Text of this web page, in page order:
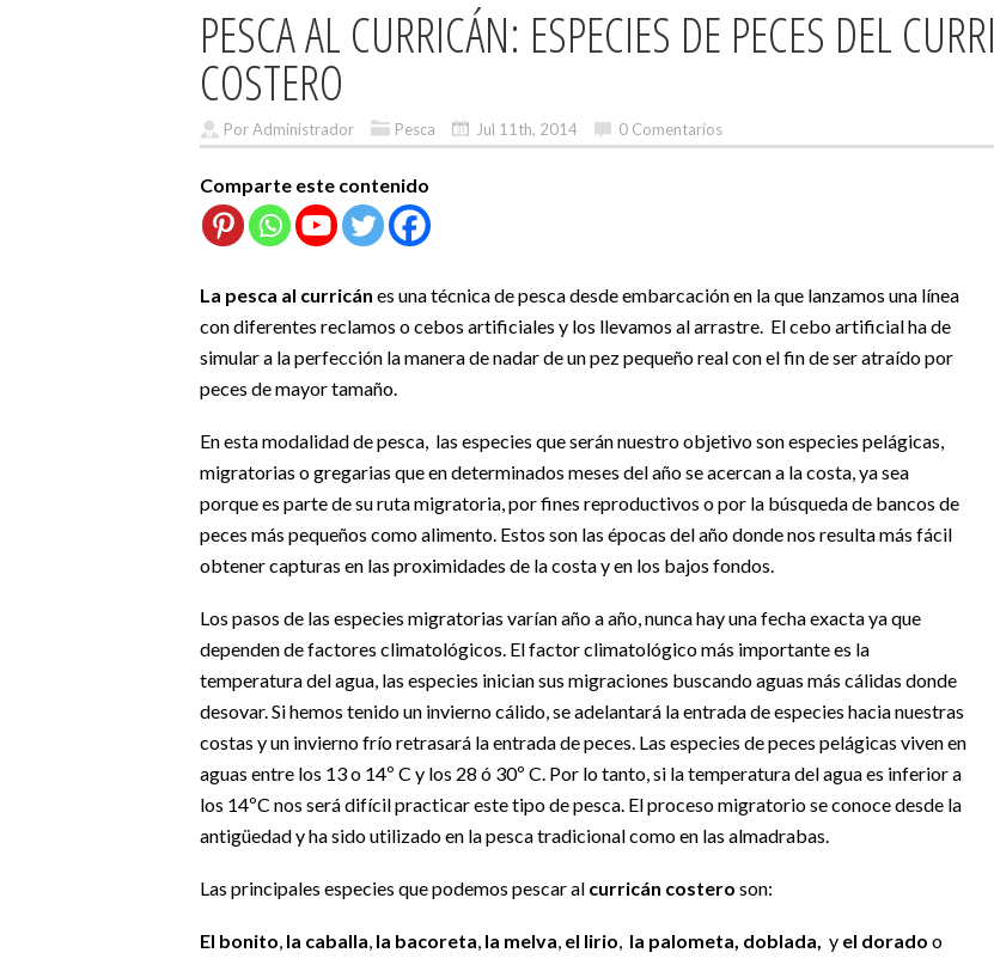
PESCA AL CURRICÁN: ESPECIES DE PECES DEL CURRI
COSTERO
Por Administrador Pesca Jul 11th, 2014 0 Comentarios
Comparte este contenido
La pesca al curricán es una técnica de pesca desde embarcación en la que lanzamos una línea
con diferentes reclamos o cebos artificiales y los llevamos al arrastre. El cebo artificial ha de
simular a la perfección la manera de nadar de un pez pequeño real con el fin de ser atraído por
peces de mayor tamaño.
En esta modalidad de pesca, las especies que serán nuestro objetivo son especies pelágicas,
migratorias o gregarias que en determinados meses del año se acercan a la costa, ya sea
porque es parte de su ruta migratoria, por fines reproductivos o por la búsqueda de bancos de
peces más pequeños como alimento. Estos son las épocas del año donde nos resulta más fácil
obtener capturas en las proximidades de la costa y en los bajos fondos.
Los pasos de las especies migratorias varían año a año, nunca hay una fecha exacta ya que
dependen de factores climatológicos. El factor climatológico más importante es la
temperatura del agua, las especies inician sus migraciones buscando aguas más cálidas donde
desovar. Si hemos tenido un invierno cálido, se adelantará la entrada de especies hacia nuestras
costas y un invierno frío retrasará la entrada de peces. Las especies de peces pelágicas viven en
aguas entre los 13 o 14º C y los 28 ó 30º C. Por lo tanto, si la temperatura del agua es inferior a
los 14ºC nos será difícil practicar este tipo de pesca. El proceso migratorio se conoce desde la
antigüedad y ha sido utilizado en la pesca tradicional como en las almadrabas.
Las principales especies que podemos pescar al curricán costero son:
El bonito, la caballa, la bacoreta, la melva, el lirio, la palometa, doblada, y el dorado o